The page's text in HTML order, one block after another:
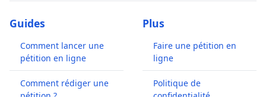
Guides
Comment lancer une
pétition en ligne
Comment rédiger une
Plus
Faire une pétition en
ligne
Politique de